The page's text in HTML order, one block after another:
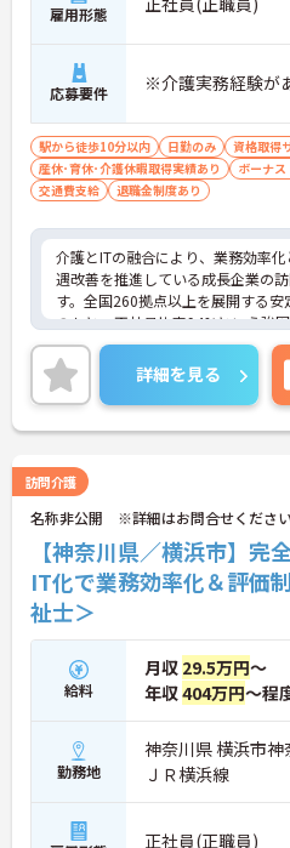
雇用形態
応募要件 ※介護実務経験が
駅から徒歩10分以内 日勤のみ 資格取得
産休･育休･介護休暇取得実績あり
ボーナス
交通費支給
退職金制度あり
介護とITの融合により、業務効率
遇改善を推進している成長企業の
す。全国260拠点以上を展開する安
のもと、正社員比率94%という強
構築しています。介護福祉士資格
面談など、専門資格と成果が収入に
が整っています。夜勤なしの完全
定）を採用し、日々の記録業務は
完結するため、施設勤務特有の不
定期的な面談で不安を解消できる
り、介護福祉士としてサ責や管理者
リアアップを目指す有資格者の方に
です。
★おすすめPOINT★
【夜勤なし・曜日固定の休日で、身
えた働き方が実現できます】
しないため、生活リズムを整えな
続けることができます
により、先々の予定が立てやすく
間をしっかりと確保できる環境です
【専門資格を活かした収入アップ
形成が期待できます】
詳細を見る
訪問介護
名称非公開 ※詳細はお問合せくださ
【神奈川県／横浜市】
IT化で業務効率化＆評価
祉士＞
給料
月収 29.5万円～
年収404万円～程
勤務地
神奈川県 横浜市神
ＪＲ横浜線
正社員(正職員)